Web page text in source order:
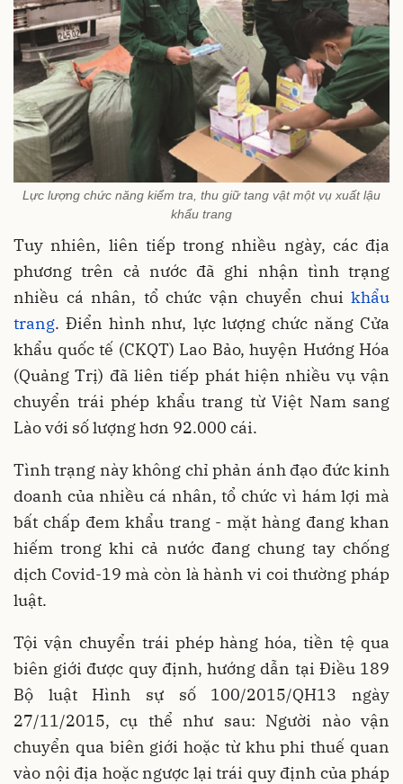
Lực lượng chức năng kiểm tra, thu giữ tang vật một vụ xuất lậu
khẩu trang
Tuy nhiên, liên tiếp trong nhiều ngày, các địa
phương trên cả nước đã ghi nhận tình trạng
nhiều cá nhân, tổ chức vận chuyển chui khẩu
trang. Điển hình như, lực lượng chức năng Cửa
khẩu quốc tế (CKQT) Lao Bảo, huyện Hướng Hóa
(Quảng Trị) đã liên tiếp phát hiện nhiều vụ vận
chuyển trái phép khẩu trang từ Việt Nam sang
Lào với số lượng hơn 92.000 cái.
Tình trạng này không chỉ phản ánh đạo đức kinh
doanh của nhiều cá nhân, tổ chức vì hám lợi mà
bất chấp đem khẩu trang - mặt hàng đang khan
hiếm trong khi cả nước đang chung tay chống
dịch Covid-19 mà còn là hành vi coi thường pháp
luật.
Tội vận chuyển trái phép hàng hóa, tiền tệ qua
biên giới được quy định, hướng dẫn tại Điều 189
Bộ luật Hình sự số 100/2015/QH13 ngày
27/11/2015, cụ thể như sau: Người nào vận
chuyển qua biên giới hoặc từ khu phi thuế quan
vào nội địa hoặc ngược lại trái quy định của pháp